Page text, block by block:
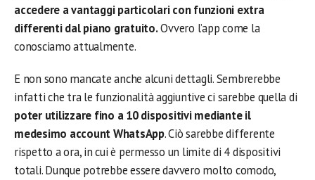
accedere a vantaggi particolari con funzioni extra
differenti dal piano gratuito.Ovvero l’app come la
conosciamo attualmente.
E non sono mancate anche alcuni dettagli. Sembrerebbe
infatti che tra le funzionalità aggiuntive ci sarebbe quella di
poter utilizzare fino a 10 dispositivi mediante il
medesimo account WhatsApp. Ciò sarebbe differente
rispetto a ora, in cui è permesso un limite di 4 dispositivi
totali. Dunque potrebbe essere davvero molto comodo,